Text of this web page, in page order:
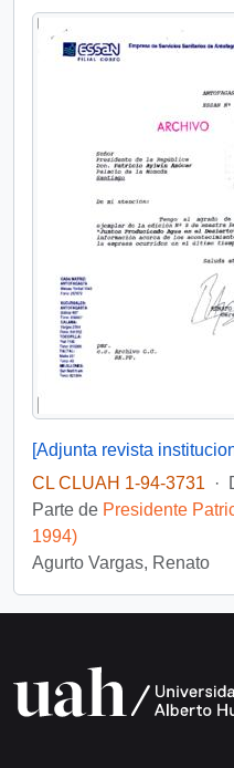
CL CLUAH 1-94-3731
·
Parte de Presidente
1994)
Agurto Vargas, Renato